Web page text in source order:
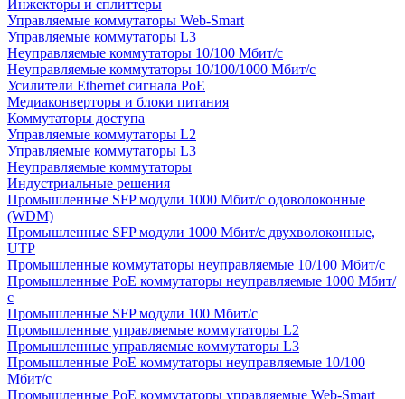
Инжекторы и сплиттеры
Управляемые коммутаторы Web-Smart
Управляемые коммутаторы L3
Неуправляемые коммутаторы 10/100 Мбит/с
Неуправляемые коммутаторы 10/100/1000 Мбит/с
Усилители Ethernet сигнала PoE
Медиаконверторы и блоки питания
Коммутаторы доступа
Управляемые коммутаторы L2
Управляемые коммутаторы L3
Неуправляемые коммутаторы
Индустриальные решения
Промышленные SFP модули 1000 Мбит/c одоволоконные
(WDM)
Промышленные SFP модули 1000 Мбит/c двухволоконные,
UTP
Промышленные коммутаторы неуправляемые 10/100 Мбит/с
Промышленные PoE коммутаторы неуправляемые 1000 Мбит/
с
Промышленные SFP модули 100 Мбит/c
Промышленные управляемые коммутаторы L2
Промышленные управляемые коммутаторы L3
Промышленные PoE коммутаторы неуправляемые 10/100
Мбит/с
Промышленные PoE коммутаторы управляемые Web-Smart